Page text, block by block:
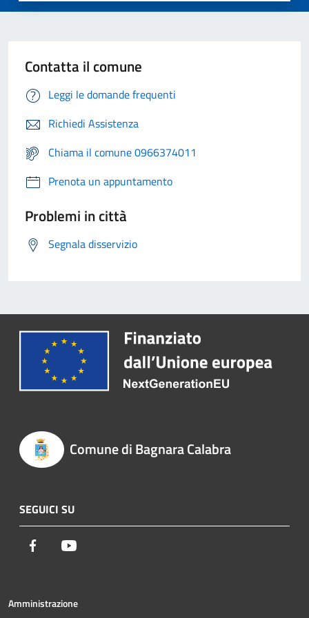
Contatta il comune
Leggi le domande frequenti
Richiedi Assistenza
Chiama il comune 0966374011
Prenota un appuntamento
Problemi in città
Segnala disservizio
Comune di Bagnara Calabra
SEGUICI SU
Facebook
Amministrazione